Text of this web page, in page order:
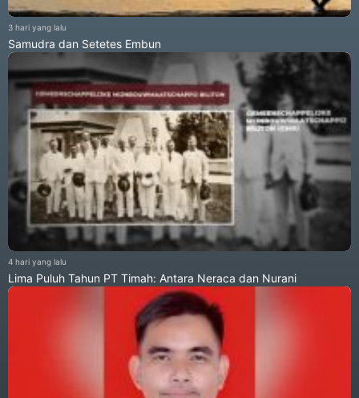
3 hari yang lalu
Samudra dan Setetes Embun
4 hari yang lalu
Lima Puluh Tahun PT Timah: Antara Neraca dan Nurani